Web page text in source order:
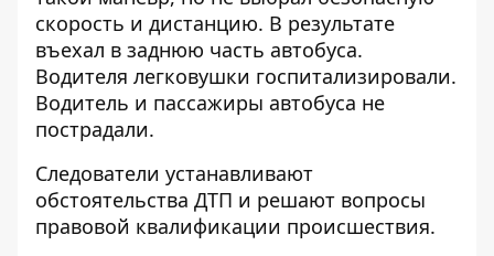
скорость и дистанцию. В результате
въехал в заднюю часть автобуса.
Водителя легковушки госпитализировали.
Водитель и пассажиры автобуса не
пострадали.
Следователи устанавливают
обстоятельства ДТП и решают вопросы
правовой квалификации происшествия.